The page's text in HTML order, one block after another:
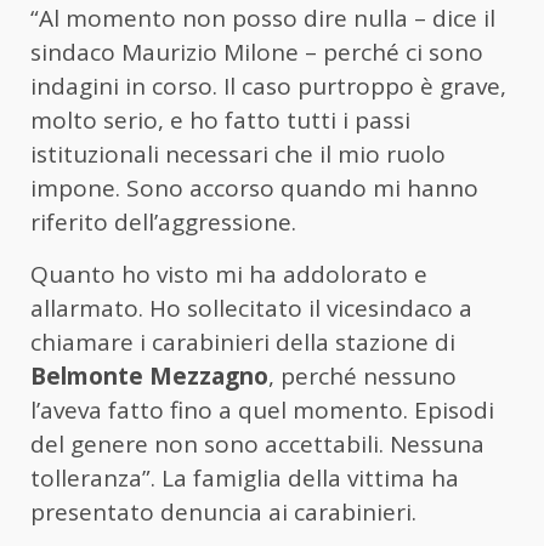
“Al momento non posso dire nulla – dice il
sindaco Maurizio Milone – perché ci sono
indagini in corso. Il caso purtroppo è grave,
molto serio, e ho fatto tutti i passi
istituzionali necessari che il mio ruolo
impone. Sono accorso quando mi hanno
riferito dell’aggressione.
Quanto ho visto mi ha addolorato e
allarmato. Ho sollecitato il vicesindaco a
chiamare i carabinieri della stazione di
Belmonte Mezzagno, perché nessuno
l’aveva fatto fino a quel momento. Episodi
del genere non sono accettabili. Nessuna
tolleranza”. La famiglia della vittima ha
presentato denuncia ai carabinieri.